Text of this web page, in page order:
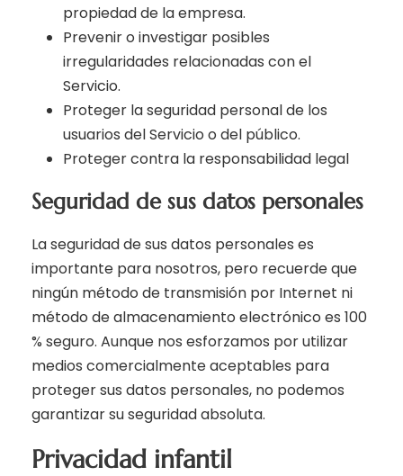
propiedad de la empresa.
Prevenir o investigar posibles
irregularidades relacionadas con el
Servicio.
Proteger la seguridad personal de los
usuarios del Servicio o del público.
Proteger contra la responsabilidad legal
Seguridad de sus datos personales
La seguridad de sus datos personales es
importante para nosotros, pero recuerde que
ningún método de transmisión por Internet ni
método de almacenamiento electrónico es 100
% seguro. Aunque nos esforzamos por utilizar
medios comercialmente aceptables para
proteger sus datos personales, no podemos
garantizar su seguridad absoluta.
Privacidad infantil